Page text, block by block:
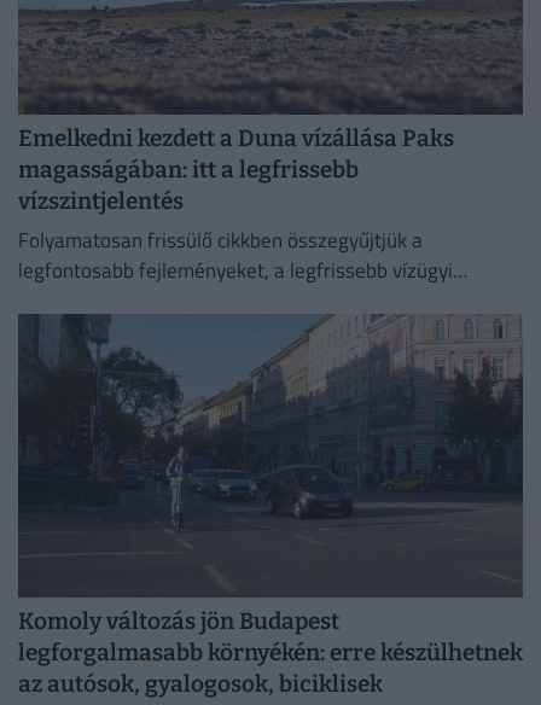
Emelkedni kezdett a Duna vízállása Paks
magasságában: itt a legfrissebb
vízszintjelentés
Folyamatosan frissülő cikkben összegyűjtjük a
legfontosabb fejleményeket, a legfrissebb vízügyi
Komoly változás jön Budapest
legforgalmasabb környékén: erre készülhetnek
az autósok, gyalogosok, biciklisek